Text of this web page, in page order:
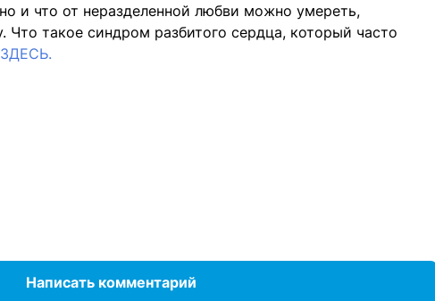
и что от неразделенной любви можно умереть,
Что такое синдром разбитого сердца, который часто
ЗДЕСЬ.
Написать комментарий